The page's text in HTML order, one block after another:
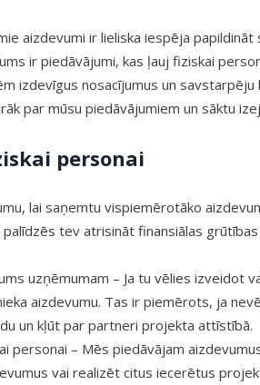
aizdevumi ir lieliska iespēja
ir piedāvājumi, kas ļauj fiziskai
izdevīgus nosacījumus un savstarpēju
par mūsu piedāvājumiem un sāktu
personai
lai saņemtu vispiemērotāko
tev atrisināt finansiālas
uzņēmumam – Ja tu vēlies izveidot
aizdevumu. Tas ir piemērots, ja
un kļūt par partneri projekta attīstībā.
personai – Mēs piedāvājam
vai realizēt citus iecerētus